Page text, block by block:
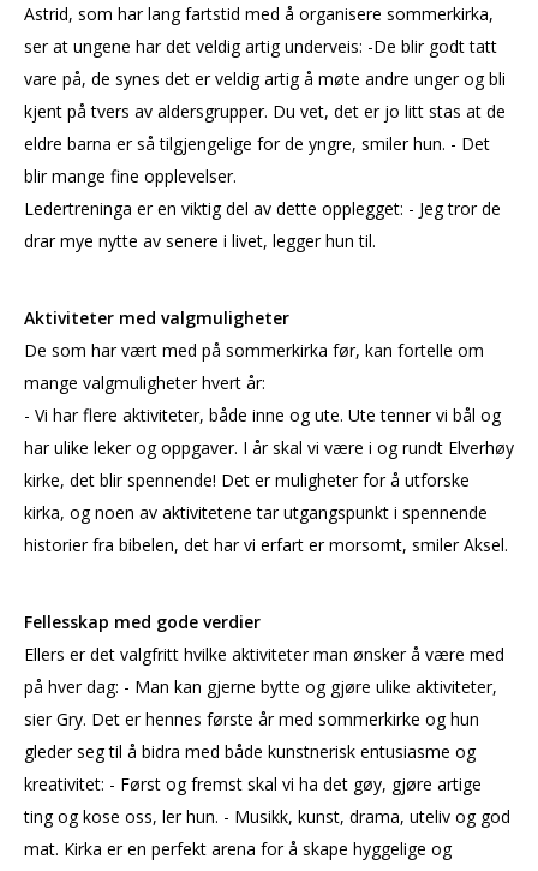
Astrid, som har lang fartstid med å organisere sommerkirka,
ser at ungene har det veldig artig underveis: -De blir godt tatt
vare på, de synes det er veldig artig å møte andre unger og bli
kjent på tvers av aldersgrupper. Du vet, det er jo litt stas at de
eldre barna er så tilgjengelige for de yngre, smiler hun. - Det
blir mange fine opplevelser.
Ledertreninga er en viktig del av dette opplegget: - Jeg tror de
drar mye nytte av senere i livet, legger hun til.
Aktiviteter med valgmuligheter
De som har vært med på sommerkirka før, kan fortelle om
mange valgmuligheter hvert år:
- Vi har flere aktiviteter, både inne og ute. Ute tenner vi bål og
har ulike leker og oppgaver. I år skal vi være i og rundt Elverhøy
kirke, det blir spennende! Det er muligheter for å utforske
kirka, og noen av aktivitetene tar utgangspunkt i spennende
historier fra bibelen, det har vi erfart er morsomt, smiler Aksel.
Fellesskap med gode verdier
Ellers er det valgfritt hvilke aktiviteter man ønsker å være med
på hver dag: - Man kan gjerne bytte og gjøre ulike aktiviteter,
sier Gry. Det er hennes første år med sommerkirke og hun
gleder seg til å bidra med både kunstnerisk entusiasme og
kreativitet: - Først og fremst skal vi ha det gøy, gjøre artige
ting og kose oss, ler hun. - Musikk, kunst, drama, uteliv og god
mat. Kirka er en perfekt arena for å skape hyggelige og